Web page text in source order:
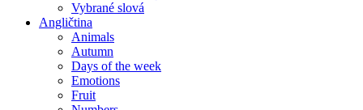
Vybrané slová
Angličtina
Animals
Autumn
Days of the week
Emotions
Fruit